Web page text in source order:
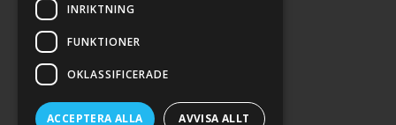
2026. ALL RIGHTS RESERVED.
POWERED BY EMPORI CMS
INRIKTNING
FUNKTIONER
OKLASSIFICERADE
ACCEPTERA ALLA AVVISA ALLT